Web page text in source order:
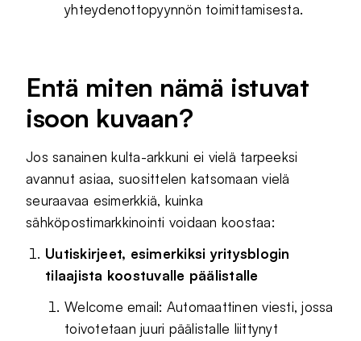
yhteydenottopyynnön toimittamisesta.
Entä miten nämä istuvat
isoon kuvaan?
Jos sanainen kulta-arkkuni ei vielä tarpeeksi
avannut asiaa, suosittelen katsomaan vielä
seuraavaa esimerkkiä, kuinka
sähköpostimarkkinointi voidaan koostaa:
Uutiskirjeet, esimerkiksi yritysblogin
tilaajista koostuvalle päälistalle
Welcome email: Automaattinen viesti, jossa
toivotetaan juuri päälistalle liittynyt